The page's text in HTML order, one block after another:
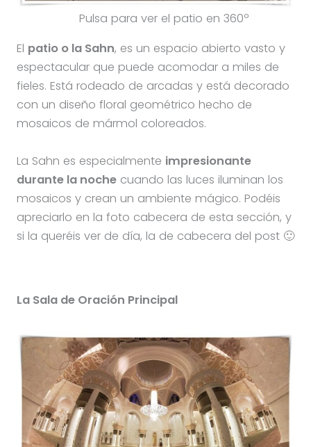
Pulsa para ver el patio en 360º
El patio o la Sahn, es un espacio abierto vasto y
espectacular que puede acomodar a miles de
fieles. Está rodeado de arcadas y está decorado
con un diseño floral geométrico hecho de
mosaicos de mármol coloreados.
La Sahn es especialmente impresionante
durante la nochecuando las luces iluminan los
mosaicos y crean un ambiente mágico. Podéis
apreciarlo en la foto cabecera de esta sección, y
si la queréis ver de día, la de cabecera del post 🙂
La Sala de Oración Principal